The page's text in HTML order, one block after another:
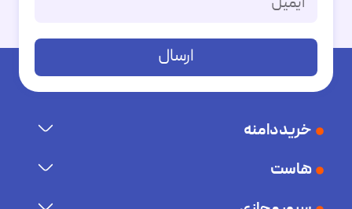
ارسال
Alternative:
خرید دامنه
هاست